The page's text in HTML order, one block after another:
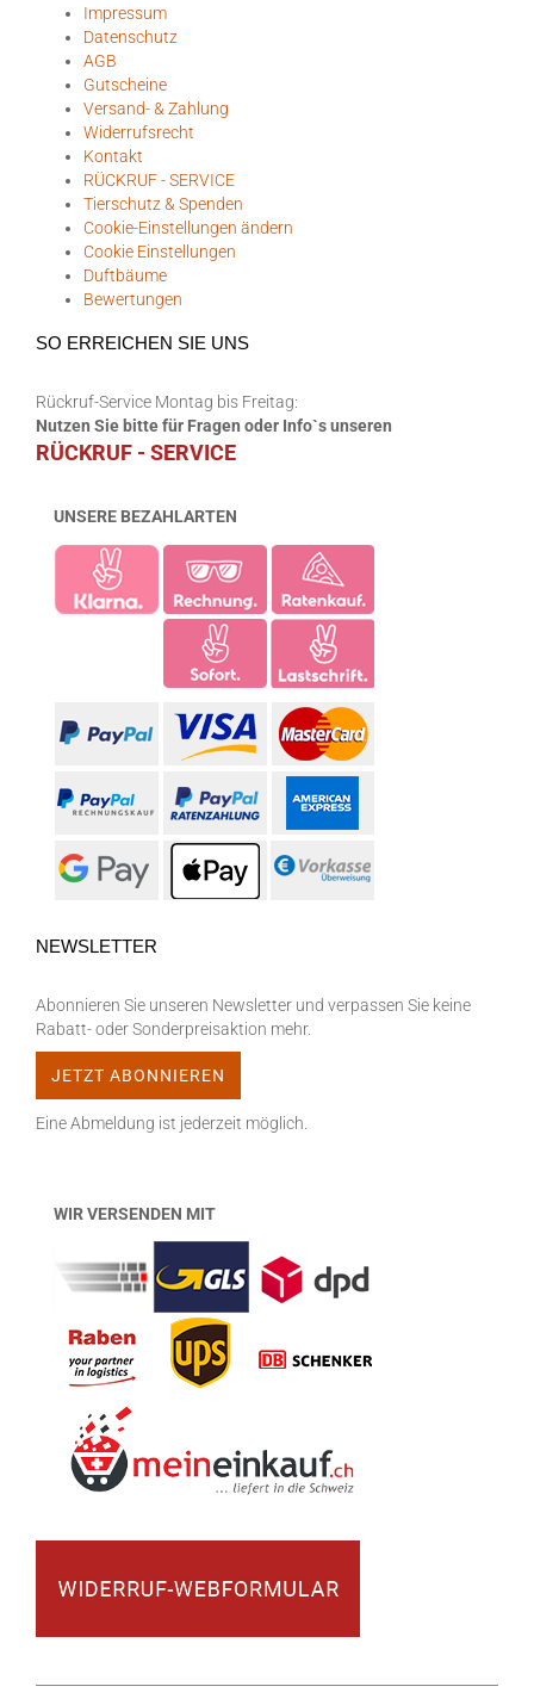
Impressum
Datenschutz
AGB
Gutscheine
Versand- & Zahlung
Widerrufsrecht
Kontakt
RÜCKRUF - SERVICE
Tierschutz & Spenden
Cookie-Einstellungen ändern
Cookie Einstellungen
Duftbäume
Bewertungen
SO ERREICHEN SIE UNS
Rückruf-Service Montag bis Freitag:
Nutzen Sie bitte für Fragen oder Info`s unseren
RÜCKRUF - SERVICE
UNSERE BEZAHLARTEN
NEWSLETTER
Abonnieren Sie unseren Newsletter und verpassen Sie keine
Rabatt- oder Sonderpreisaktion mehr.
Eine Abmeldung ist jederzeit möglich.
WIR VERSENDEN MIT